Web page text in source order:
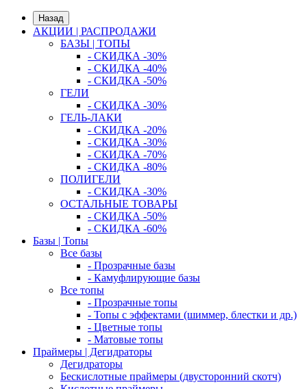
Назад
АКЦИИ | РАСПРОДАЖИ
БАЗЫ | ТОПЫ
- СКИДКА -30%
- СКИДКА -40%
- СКИДКА -50%
ГЕЛИ
- СКИДКА -30%
ГЕЛЬ-ЛАКИ
- СКИДКА -20%
- СКИДКА -30%
- СКИДКА -70%
- СКИДКА -80%
ПОЛИГЕЛИ
- СКИДКА -30%
ОСТАЛЬНЫЕ ТОВАРЫ
- СКИДКА -50%
- СКИДКА -60%
Базы | Топы
Все базы
- Прозрачные базы
- Камуфлирующие базы
Все топы
- Прозрачные топы
- Топы с эффектами (шиммер, блестки и др.)
- Цветные топы
- Матовые топы
Праймеры | Дегидраторы
Дегидраторы
Бескислотные праймеры (двусторонний скотч)